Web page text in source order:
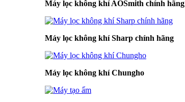
Máy lọc không khí AOSmith chính hãng
Máy lọc không khí Sharp chính hãng
Máy lọc không khí Chungho